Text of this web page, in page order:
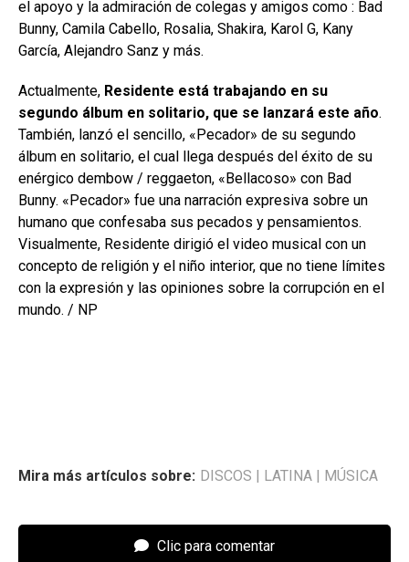
el apoyo y la admiración de colegas y amigos como : Bad
Bunny, Camila Cabello, Rosalia, Shakira, Karol G, Kany
García, Alejandro Sanz y más.
Actualmente, Residente está trabajando en su
segundo álbum en solitario, que se lanzará este año.
También, lanzó el sencillo, «Pecador» de su segundo
álbum en solitario, el cual llega después del éxito de su
enérgico dembow / reggaeton, «Bellacoso» con Bad
Bunny. «Pecador» fue una narración expresiva sobre un
humano que confesaba sus pecados y pensamientos.
Visualmente, Residente dirigió el video musical con un
concepto de religión y el niño interior, que no tiene límites
con la expresión y las opiniones sobre la corrupción en el
mundo. / NP
Mira más artículos sobre: DISCOS | LATINA | MÚSICA
Clic para comentar